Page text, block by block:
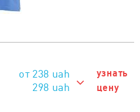
238 uah
298 uah
узнать
цену